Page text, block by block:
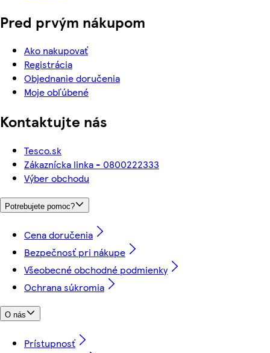
Pred prvým nákupom
Ako nakupovať
Registrácia
Objednanie doručenia
Moje obľúbené
Kontaktujte nás
Tesco.sk
Zákaznícka linka - 0800222333
Výber obchodu
Potrebujete pomoc?
Cena doručenia
Bezpečnosť pri nákupe
Všeobecné obchodné podmienky
Ochrana súkromia
O nás
Prístupnosť